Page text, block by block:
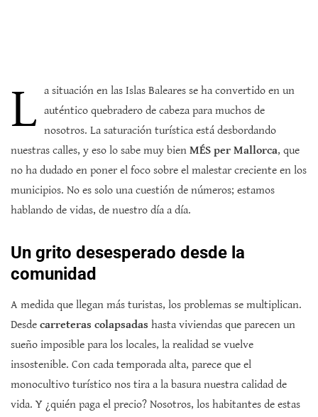
L a situación en las Islas Baleares se ha convertido en un
auténtico quebradero de cabeza para muchos de
nosotros. La saturación turística está desbordando
nuestras calles, y eso lo sabe muy bien MÉS per Mallorca, que
no ha dudado en poner el foco sobre el malestar creciente en los
municipios. No es solo una cuestión de números; estamos
hablando de vidas, de nuestro día a día.
Un grito desesperado desde la
comunidad
A medida que llegan más turistas, los problemas se multiplican.
Desde carreteras colapsadas hasta viviendas que parecen un
sueño imposible para los locales, la realidad se vuelve
insostenible. Con cada temporada alta, parece que el
monocultivo turístico nos tira a la basura nuestra calidad de
vida. Y ¿quién paga el precio? Nosotros, los habitantes de estas